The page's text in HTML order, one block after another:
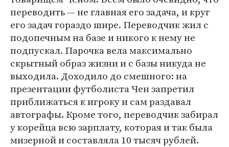
переводить — не главная его задача, и круг
его задач гораздо шире. Переводчик жил с
подопечным на базе и никого к нему не
подпускал. Парочка вела максимально
скрытный образ жизни и с базы никуда не
выходила. Доходило до смешного: на
презентации футболиста Чен запретил
приближаться к игроку и сам раздавал
автографы. Кроме того, переводчик забирал
у корейца всю зарплату, которая и так была
мизерной и составляла 10 тысяч рублей.